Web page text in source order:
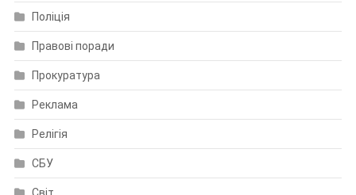
Поліція
Правові поради
Прокуратура
Реклама
Релігія
СБУ